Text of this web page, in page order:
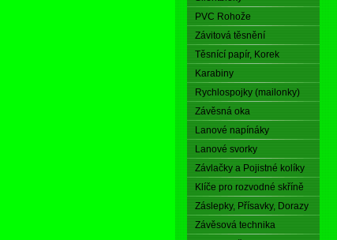
PVC Rohože
Závitová těsnění
Těsnící papír, Korek
Karabiny
Rychlospojky (mailonky)
Závěsná oka
Lanové napínáky
Lanové svorky
Závlačky a Pojistné kolíky
Klíče pro rozvodné skříně
Záslepky, Přísavky, Dorazy
Závěsová technika